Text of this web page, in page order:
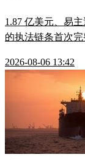
1.87 亿美元、易
的执法链条首次
2026-08-06 13:42